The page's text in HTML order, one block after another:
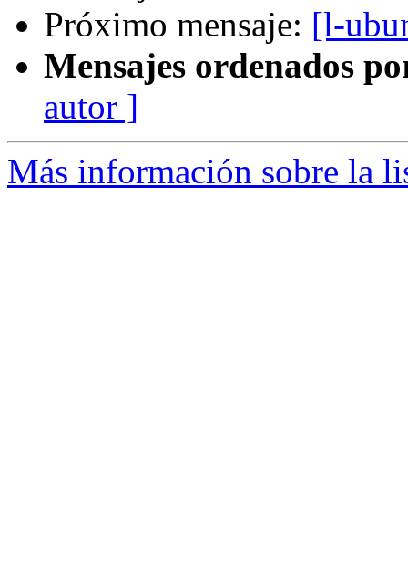
Próximo mensaje: [l-
Mensajes ordenados
autor ]
Más información sobre la